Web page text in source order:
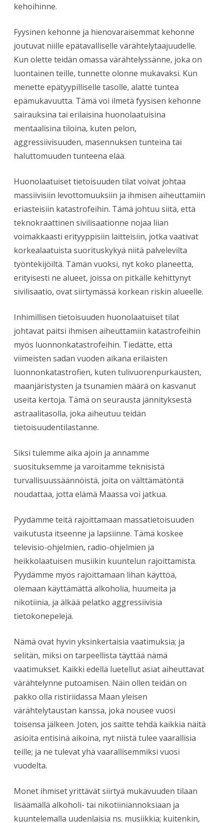
kehoihinne.
Fyysinen kehonne ja hienovaraisemmat kehonne
joutuvat niille epätavalliselle värähtelytaajuudelle.
Kun olette teidän omassa värähtelyssänne, joka on
luontainen teille, tunnette olonne mukavaksi. Kun
menette epätyypilliselle tasolle, alatte tuntea
epämukavuutta. Tämä voi ilmetä fyysisen kehonne
sairauksina tai erilaisina huonolaatuisina
mentaalisina tiloina, kuten pelon,
aggressiivisuuden, masennuksen tunteina tai
haluttomuuden tunteena elää.
Huonolaatuiset tietoisuuden tilat voivat johtaa
massiivisiin levottomuuksiin ja ihmisen aiheuttamiin
eriasteisiin katastrofeihin. Tämä johtuu siitä, että
teknokraattinen sivilisaationne nojaa liian
voimakkaasti erityyppisiin laitteisiin, jotka vaativat
korkealaatuista suorituskykyä niitä palvelevilta
työntekijöiltä. Tämän vuoksi, nyt koko planeetta,
erityisesti ne alueet, joissa on pitkälle kehittynyt
sivilisaatio, ovat siirtymässä korkean riskin alueelle.
Inhimillisen tietoisuuden huonolaatuiset tilat
johtavat paitsi ihmisen aiheuttamiin katastrofeihin
myös luonnonkatastrofeihin. Tiedätte, että
viimeisten sadan vuoden aikana erilaisten
luonnonkatastrofien, kuten tulivuorenpurkausten,
maanjäristysten ja tsunamien määrä on kasvanut
useita kertoja. Tämä on seurausta jännityksestä
astraalitasolla, joka aiheutuu teidän
tietoisuudentilastanne.
Siksi tulemme aika ajoin ja annamme
suosituksemme ja varoitamme teknisistä
turvallisuussäännöistä, joita on välttämätöntä
noudattaa, jotta elämä Maassa voi jatkua.
Pyydämme teitä rajoittamaan massatietoisuuden
vaikutusta itseenne ja lapsiinne. Tämä koskee
televisio-ohjelmien, radio-ohjelmien ja
heikkolaatuisen musiikin kuuntelun rajoittamista.
Pyydämme myös rajoittamaan lihan käyttöä,
olemaan käyttämättä alkoholia, huumeita ja
nikotiinia, ja älkää pelatko aggressiivisia
tietokonepelejä.
Nämä ovat hyvin yksinkertaisia vaatimuksia; ja
selitän, miksi on tarpeellista täyttää nämä
vaatimukset. Kaikki edellä luetellut asiat aiheuttavat
värähtelynne putoamisen. Näin ollen teidän on
pakko olla ristiriidassa Maan yleisen
värähtelytaustan kanssa, joka nousee vuosi
toisensa jälkeen. Joten, jos saitte tehdä kaikkia näitä
asioita entisinä aikoina, nyt niistä tulee vaarallisia
teille; ja ne tulevat yhä vaarallisemmiksi vuosi
vuodelta.
Monet ihmiset yrittävät siirtyä mukavuuden tilaan
lisäämällä alkoholi- tai nikotiiniannoksiaan ja
kuuntelemalla uudenlaisia ns. musiikkia; kuitenkin,